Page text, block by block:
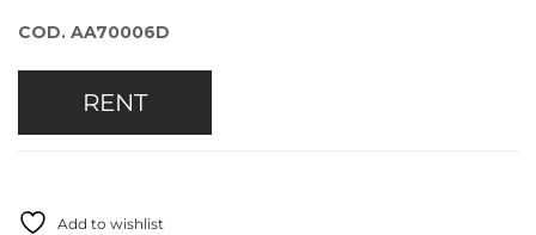
COD. AA70006D
RENT
Add to wishlist